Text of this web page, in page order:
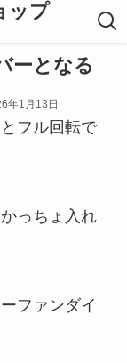
ップ
ーとなる
年1月13日
フル回転で
っちょ入れ
ファンダイ